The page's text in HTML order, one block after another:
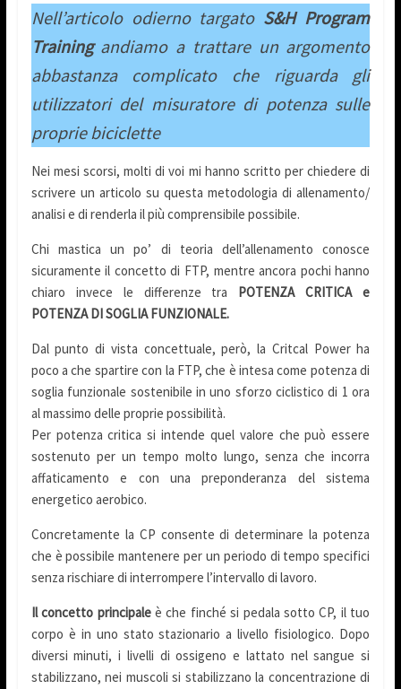
Nell’articolo odierno targato S&H Program
Trainingandiamo a trattare un argomento
abbastanza complicato che riguarda gli
utilizzatori del misuratore di potenza sulle
proprie biciclette
Nei mesi scorsi, molti di voi mi hanno scritto per chiedere di
scrivere un articolo su questa metodologia di allenamento/
analisi e di renderla il più comprensibile possibile.
Chi mastica un po’ di teoria dell’allenamento conosce
sicuramente il concetto di FTP, mentre ancora pochi hanno
chiaro invece le differenze tra POTENZA CRITICA e
POTENZA DI SOGLIA FUNZIONALE.
Dal punto di vista concettuale, però, la Critcal Power ha
poco a che spartire con la FTP, che è intesa come potenza di
soglia funzionale sostenibile in uno sforzo ciclistico di 1 ora
al massimo delle proprie possibilità.
Per potenza critica si intende quel valore che può essere
sostenuto per un tempo molto lungo, senza che incorra
affaticamento e con una preponderanza del sistema
energetico aerobico.
Concretamente la CP consente di determinare la potenza
che è possibile mantenere per un periodo di tempo specifici
senza rischiare di interrompere l’intervallo di lavoro.
Il concetto principaleè che finché si pedala sotto CP, il tuo
corpo è in uno stato stazionario a livello fisiologico. Dopo
diversi minuti, i livelli di ossigeno e lattato nel sangue si
stabilizzano, nei muscoli si stabilizzano la concentrazione di